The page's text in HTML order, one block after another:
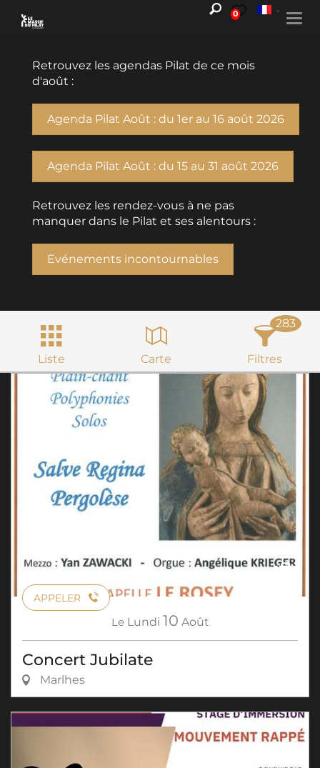
0
Retrouvez les agendas Pilat de ce mois
d'août :
Agenda Pilat Août : du 1er au 16 août 2026
Agenda Pilat Août : du 15 au 31 août 2026
Retrouvez les rendez-vous à ne pas
manquer dans le Pilat et ses alentours :
Evénements incontournables
Liste Carte Filtres
283
APPELER
Le Lundi 10 Août
Concert Jubilate
Marlhes